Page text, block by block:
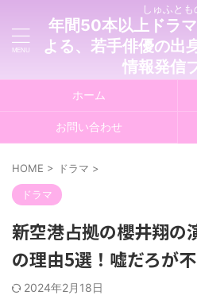
しゅふとも
年間50本以上ドラ
よる、若手俳優の出
情報発信
ホーム
お問い合わせ
HOME > ドラマ >
ドラマ
新空港占拠の櫻井翔の
の理由5選！嘘だろが
2024年2月18日